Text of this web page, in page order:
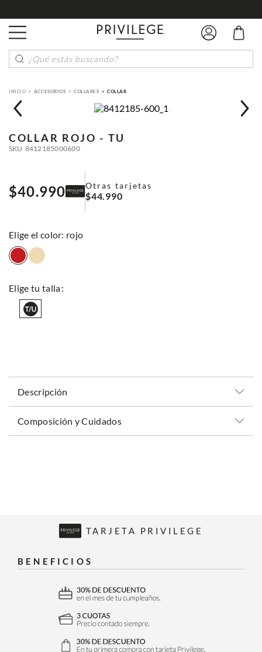
¿Qué estás buscando?
ACCESORIOS COLLARES COLLAR
COLLAR ROJO - TU
SKU 8412185000600
$40.990 Otras tarjetas
$44.990
: rojo
Descripción
Composición y Cuidados
TARJETA PRIVILEGE
BENEFICIOS